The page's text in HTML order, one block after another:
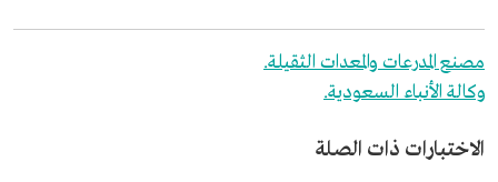
مصنع المدرعات والمعدات الثقيلة.
وكالة الأنباء السعودية.
الاختبارات ذات الصلة